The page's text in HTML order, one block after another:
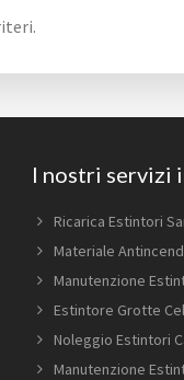
I nostri servizi
Ricarica Estintori
Materiale
Manutenzione
Estintore Grotte
Noleggio Estintori
Manutenzione